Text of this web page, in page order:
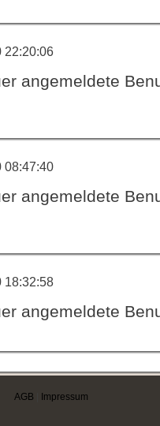
22:20:06
angemeldete
08:47:40
angemeldete
18:32:58
angemeldete
AGB Impressum